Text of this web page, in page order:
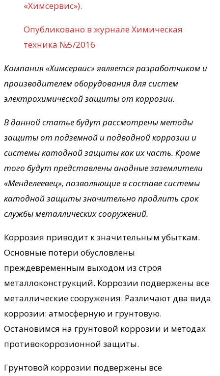
«Химсервис»).
Опубликовано в журнале Химическая
техника №5/2016
Компания «Химсервис» является разработчиком и
производителем оборудования для систем
электрохимической защиты от коррозии.
В данной статье будут рассмотрены методы
защиты от подземной и подводной коррозии и
системы катодной защиты как их часть. Кроме
того будут представлены анодные заземлители
«Менделеевец», позволяющие в составе системы
катодной защиты значительно продлить срок
службы металлических сооружений.
Коррозия приводит к значительным убыткам.
Основные потери обусловлены
преждевременным выходом из строя
металлоконструкций. Коррозии подвержены все
металлические сооружения. Различают два вида
коррозии: атмосферную и грунтовую.
Остановимся на грунтовой коррозии и методах
противокоррозионной защиты.
Грунтовой коррозии подвержены все